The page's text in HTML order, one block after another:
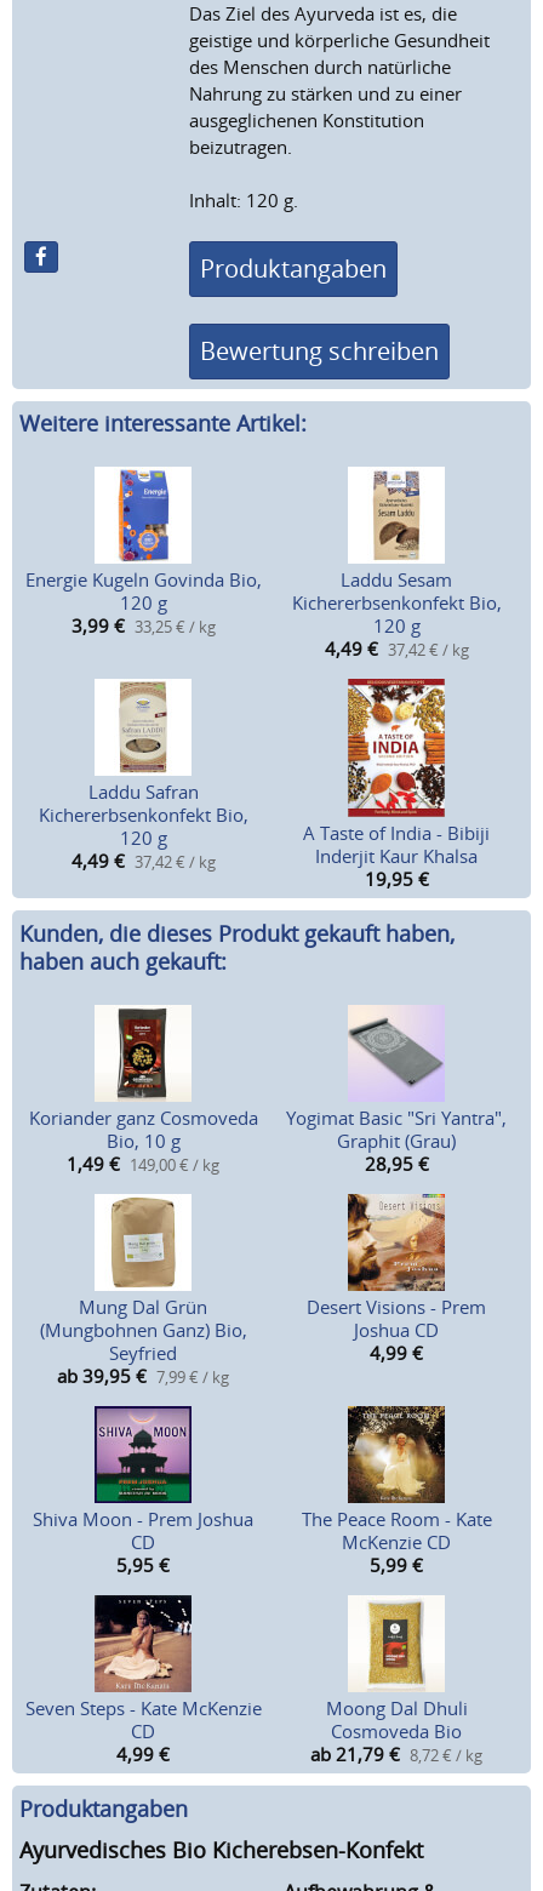
Das Ziel des Ayurveda ist es, die
geistige und körperliche Gesundheit
des Menschen durch natürliche
Nahrung zu stärken und zu einer
ausgeglichenen Konstitution
beizutragen.
Inhalt: 120 g.
Produktangaben
Bewertung schreiben
Weitere interessante Artikel:
Energie Kugeln Govinda Bio,
120 g
3,99 € 33,25 € / kg
Laddu Sesam
Kichererbsenkonfekt Bio,
120 g
4,49 € 37,42 € / kg
Laddu Safran
Kichererbsenkonfekt Bio,
120 g
4,49 € 37,42 € / kg
A Taste of India - Bibiji
Inderjit Kaur Khalsa
19,95 €
Kunden, die dieses Produkt gekauft haben,
haben auch gekauft:
Koriander ganz Cosmoveda
Bio, 10 g
1,49 € 149,00 € / kg
Yogimat Basic "Sri Yantra",
Graphit (Grau)
28,95 €
Mung Dal Grün
(Mungbohnen Ganz) Bio,
Seyfried
ab 39,95 € 7,99 € / kg
Desert Visions - Prem
Joshua CD
4,99 €
Shiva Moon - Prem Joshua
CD
5,95 €
The Peace Room - Kate
McKenzie CD
5,99 €
Seven Steps - Kate McKenzie
CD
4,99 €
Moong Dal Dhuli
Cosmoveda Bio
ab 21,79 € 8,72 € / kg
Produktangaben
Ayurvedisches Bio Kicherebsen-Konfekt